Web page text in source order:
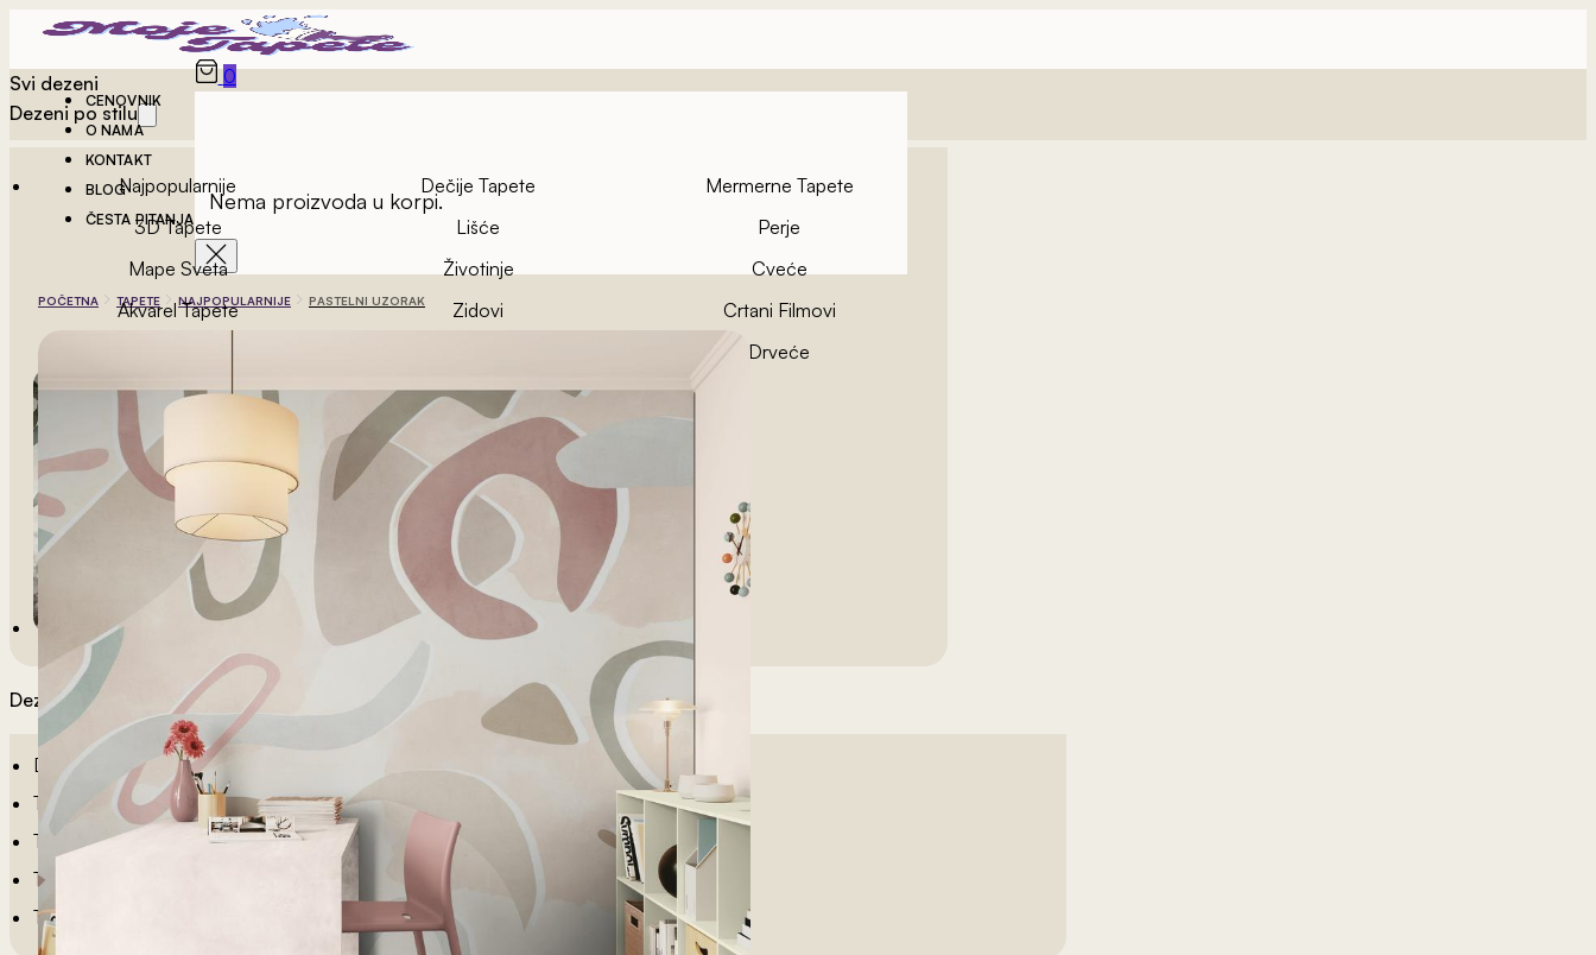
CENOVNIK
O NAMA
KONTAKT
BLOG
ČESTA PITANJA
0
Nema proizvoda u korpi.
Svi dezeni
Dezeni po stilu
Najpopularnije Dečije Tapete
Mermerne Tapete
3D Tapete
Lišće
Perje
Mape Sveta
Životinje
Cveće
Akvarel Tapete
Zidovi
Crtani Filmovi
Drveće
Dezeni po sobama
Dečije Tapete
Tapete Spavaća Soba
Tapete Dnevna Soba
Tapete Za Kupatilo
Tapete Za Kuhinju
POČETNA TAPETE NAJPOPULARNIJE PASTELNI UZORAK